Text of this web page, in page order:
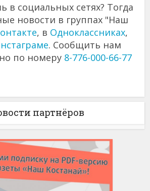
в социальных сетях? Тогда
новости в группах "Наш
, в Одноклассниках,
. Сообщить нам
по номеру 8-776-000-66-77
партнёров